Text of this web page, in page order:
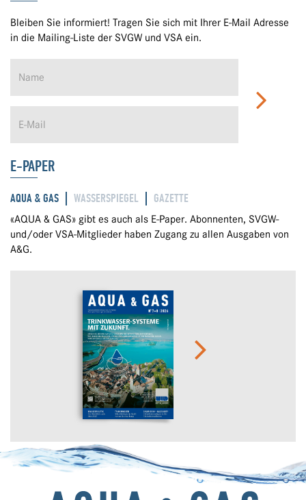
Bleiben Sie informiert! Tragen Sie sich mit Ihrer E-Mail Adresse
in die Mailing-Liste der SVGW und VSA ein.
E-PAPER
AQUA & GAS WASSERSPIEGEL GAZETTE
«AQUA & GAS» gibt es auch als E-Paper. Abonnenten, SVGW-
und/oder VSA-Mitglieder haben Zugang zu allen Ausgaben von
A&G.